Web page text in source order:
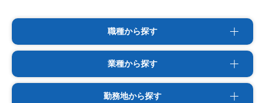
職種から探す
業種から探す
勤務地から探す